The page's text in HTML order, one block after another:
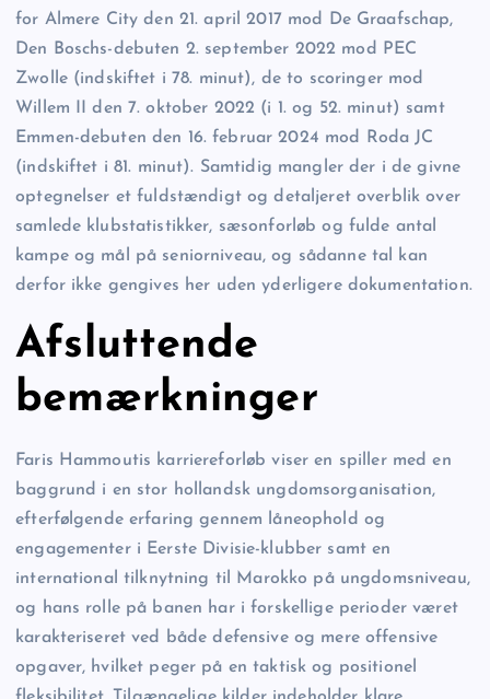
for Almere City den 21. april 2017 mod De Graafschap,
Den Boschs-debuten 2. september 2022 mod PEC
Zwolle (indskiftet i 78. minut), de to scoringer mod
Willem II den 7. oktober 2022 (i 1. og 52. minut) samt
Emmen-debuten den 16. februar 2024 mod Roda JC
(indskiftet i 81. minut). Samtidig mangler der i de givne
optegnelser et fuldstændigt og detaljeret overblik over
samlede klubstatistikker, sæsonforløb og fulde antal
kampe og mål på seniorniveau, og sådanne tal kan
derfor ikke gengives her uden yderligere dokumentation.
Afsluttende
bemærkninger
Faris Hammoutis karriereforløb viser en spiller med en
baggrund i en stor hollandsk ungdomsorganisation,
efterfølgende erfaring gennem låneophold og
engagementer i Eerste Divisie-klubber samt en
international tilknytning til Marokko på ungdomsniveau,
og hans rolle på banen har i forskellige perioder været
karakteriseret ved både defensive og mere offensive
opgaver, hvilket peger på en taktisk og positionel